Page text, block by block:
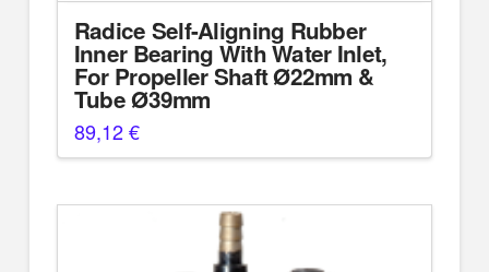
Radice Self-Aligning Rubber
Inner Bearing With Water Inlet,
For Propeller Shaft Ø22mm &
Tube Ø39mm
89,12€